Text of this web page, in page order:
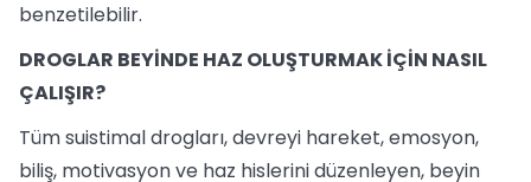
benzetilebilir.
DROGLAR BEYİNDE HAZ OLUŞTURMAK İÇİN NASIL
ÇALIŞIR?
Tüm suistimal drogları, devreyi hareket, emosyon,
biliş, motivasyon ve haz hislerini düzenleyen, beyin